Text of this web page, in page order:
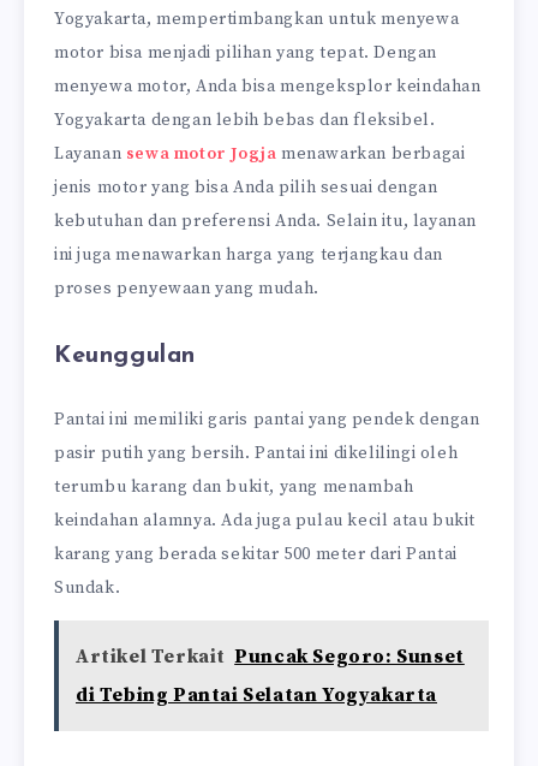
Yogyakarta, mempertimbangkan untuk menyewa
motor bisa menjadi pilihan yang tepat. Dengan
menyewa motor, Anda bisa mengeksplor keindahan
Yogyakarta dengan lebih bebas dan fleksibel.
Layanan sewa motor Jogja menawarkan berbagai
jenis motor yang bisa Anda pilih sesuai dengan
kebutuhan dan preferensi Anda. Selain itu, layanan
ini juga menawarkan harga yang terjangkau dan
proses penyewaan yang mudah.
Keunggulan
Pantai ini memiliki garis pantai yang pendek dengan
pasir putih yang bersih. Pantai ini dikelilingi oleh
terumbu karang dan bukit, yang menambah
keindahan alamnya. Ada juga pulau kecil atau bukit
karang yang berada sekitar 500 meter dari Pantai
Sundak.
Artikel Terkait Puncak Segoro: Sunset
di Tebing Pantai Selatan Yogyakarta